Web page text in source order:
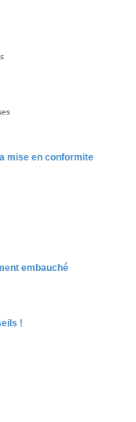
mise en conformite
embauché
!